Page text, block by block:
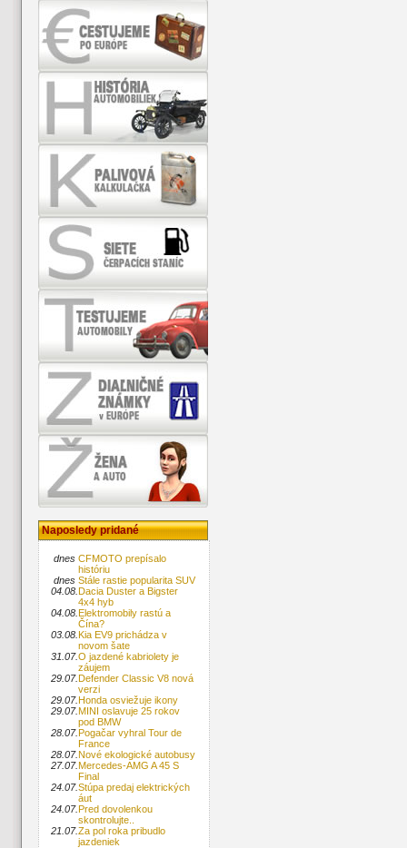
Naposledy pridané
dnes CFMOTO prepísalo
históriu
dnes Stále rastie popularita SUV
04.08.Dacia Duster a Bigster
4x4 hyb
04.08.Elektromobily rastú a
Čína?
03.08.Kia EV9 prichádza v
novom šate
31.07.O jazdené kabriolety je
záujem
29.07.Defender Classic V8 nová
verzi
29.07.Honda osviežuje ikony
29.07.MINI oslavuje 25 rokov
pod BMW
28.07.Pogačar vyhral Tour de
France
28.07.Nové ekologické autobusy
27.07.Mercedes-AMG A 45 S
Final
24.07.Stúpa predaj elektrických
áut
24.07.Pred dovolenkou
skontrolujte..
21.07.Za pol roka pribudlo
jazdeniek